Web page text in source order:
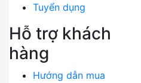
Tuyển dụng
Hỗ trợ khách
hàng
Hướng dẫn mua